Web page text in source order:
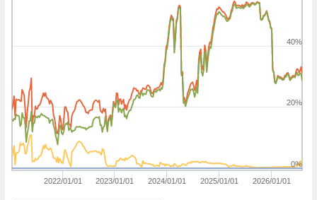
2022/01/01 2023/01/01 2024/01/01 2025/01/01 2026/01/01
0%
20%
40%